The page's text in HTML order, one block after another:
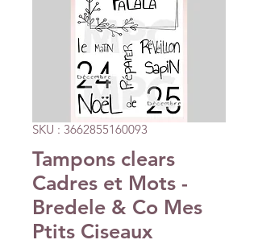
SKU : 3662855160093
Tampons clears
Cadres et Mots -
Bredele & Co Mes
Ptits Ciseaux